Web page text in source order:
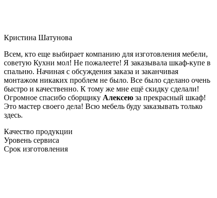
Кристина Шатунова
Всем, кто еще выбирает компанию для изготовления мебели,
советую Кухни мол! Не пожалеете! Я заказывала шкаф-купе в
спальню. Начиная с обсуждения заказа и заканчивая
монтажом никаких проблем не было. Все было сделано очень
быстро и качественно. К тому же мне ещё скидку сделали!
Огромное спасибо сборщику Алексею за прекрасный шкаф!
Это мастер своего дела! Всю мебель буду заказывать только
здесь.
Качество продукции
Уровень сервиса
Срок изготовления